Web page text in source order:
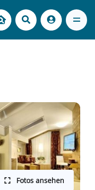
Fotos ansehen